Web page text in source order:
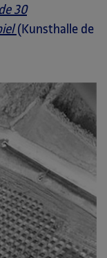
30
(Kunsthalle de